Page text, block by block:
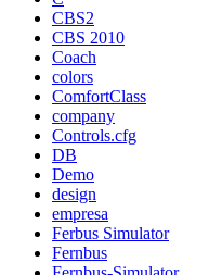
CBS2
CBS 2010
Coach
colors
ComfortClass
company
Controls.cfg
DB
Demo
design
empresa
Ferbus Simulator
Fernbus